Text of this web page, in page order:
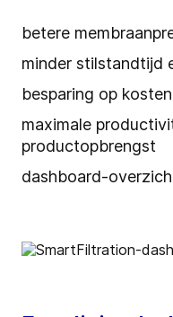
betere
minder stilstandtijd
besparing op
maximale
productopbrengst
dashboard-